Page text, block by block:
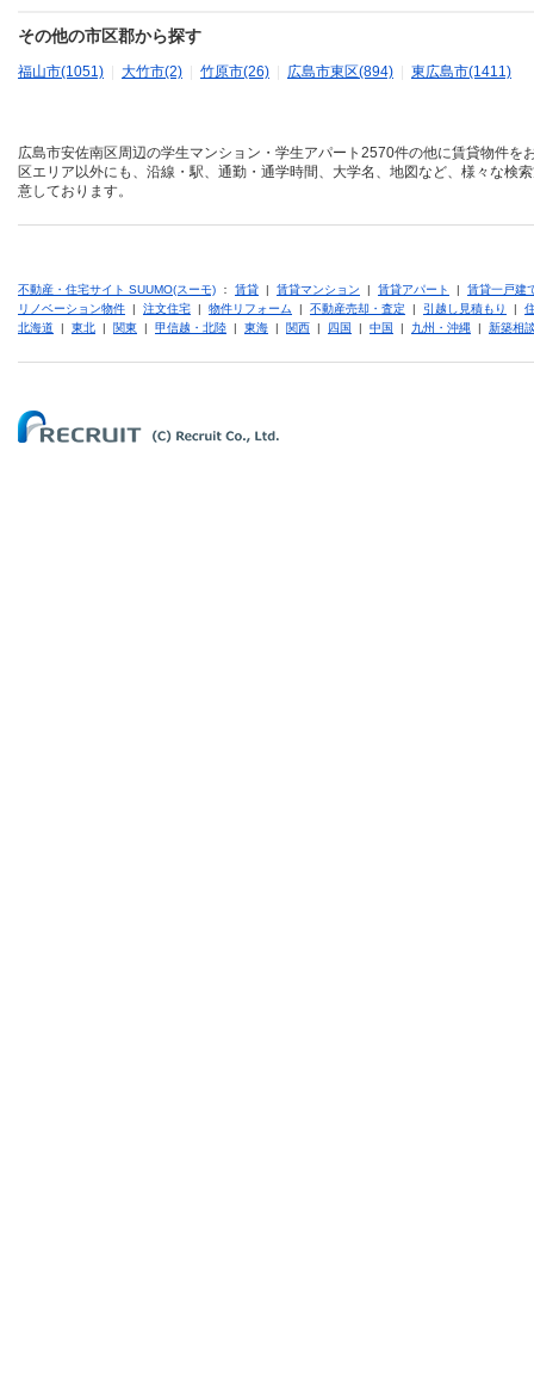
その他の市区郡から探す
福山市(1051) 大竹市(2) 竹原市(26) 広島市東区(894) 東広島市(1411)
広島市安佐南区周辺の学生マンション・学生アパート2570件の他に賃貸物件
区エリア以外にも、沿線・駅、通勤・通学時間、大学名、地図など、様々な
意しております。
不動産・住宅サイト SUUMO(スーモ) ： 賃貸 | 賃貸マンション | 賃貸アパート | 賃貸一戸建
リノベーション物件 | 注文住宅 | 物件リフォーム | 不動産売却・査定 | 引越し見積もり |
北海道 | 東北 | 関東 | 甲信越・北陸 | 東海 | 関西 | 四国 | 中国 | 九州・沖縄 | 新築相